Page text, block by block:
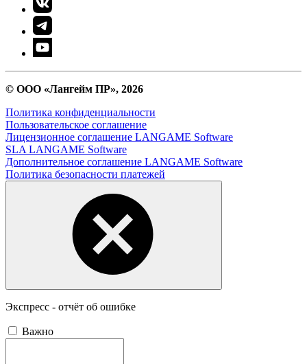
© ООО «Лангейм ПР», 2026
Политика конфиденциальности
Пользовательское соглашение
Лицензионное соглашение LANGAME Software
SLA LANGAME Software
Дополнительное соглашение LANGAME Software
Политика безопасности платежей
Экспресс - отчёт об ошибке
Важно